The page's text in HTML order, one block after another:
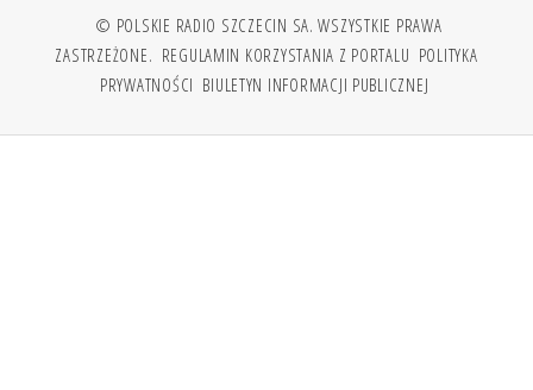
© POLSKIE RADIO SZCZECIN SA. WSZYSTKIE PRAWA
ZASTRZEŻONE. REGULAMIN KORZYSTANIA Z PORTALU POLITYKA
PRYWATNOŚCI BIULETYN INFORMACJI PUBLICZNEJ